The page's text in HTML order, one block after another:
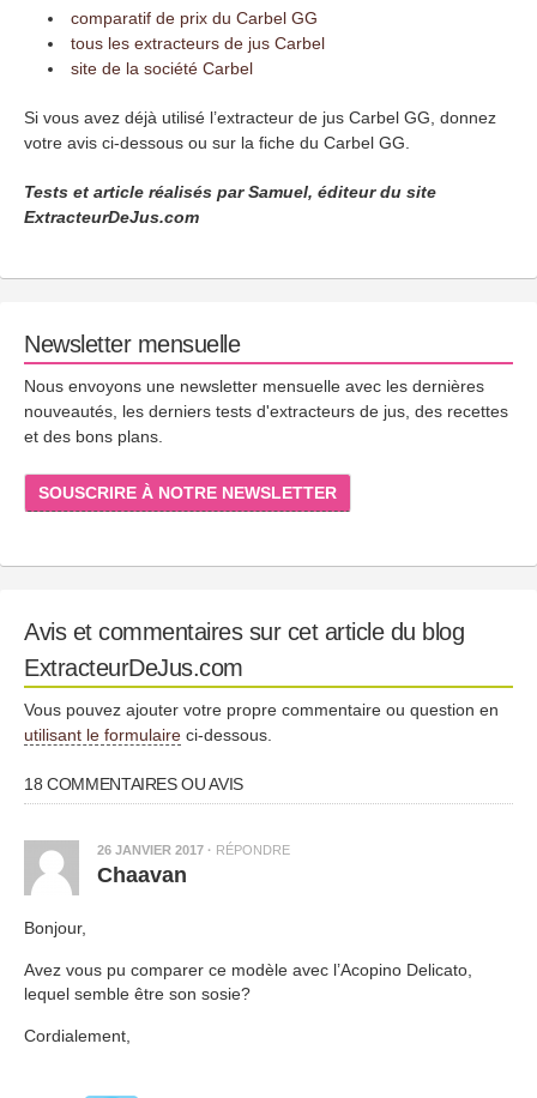
comparatif de prix du Carbel GG
tous les extracteurs de jus Carbel
site de la société Carbel
Si vous avez déjà utilisé l’extracteur de jus Carbel GG, donnez
votre avis ci-dessous ou sur la fiche du Carbel GG.
Tests et article réalisés par Samuel, éditeur du site
ExtracteurDeJus.com
Newsletter mensuelle
Nous envoyons une newsletter mensuelle avec les dernières
nouveautés, les derniers tests d'extracteurs de jus, des recettes
et des bons plans.
SOUSCRIRE À NOTRE NEWSLETTER
Avis et commentaires sur cet article du blog
ExtracteurDeJus.com
Vous pouvez ajouter votre propre commentaire ou question en
utilisant le formulaire ci-dessous.
18 COMMENTAIRES OU AVIS
26 JANVIER 2017 · RÉPONDRE
Chaavan
Bonjour,
Avez vous pu comparer ce modèle avec l’Acopino Delicato,
lequel semble être son sosie?
Cordialement,